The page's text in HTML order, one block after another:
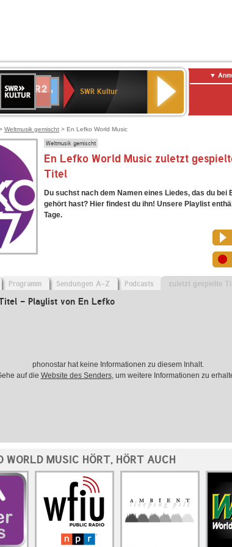
Deutschlandfunk
80er
SWR3
WDR
BR-
Deutschlandfunk
Kultur2
SWR Kultur
Weltmusik gemischt > En Lefko World Music
Weltmusik gemischt
En Lefko World Music zuletzt
Titel
Du suchst nach dem Namen eines Liedes, das du bei
gehört hast? Hier findest du ihn! Unsere Playlist
Tage.
Programm Sendungen A-Z Podcasts zuletzt gespielte
- Playlist von En Lefko
phonostar hat keine Informationen zu diesem Inhalt.
auf die Website des Senders, um weitere Informationen zu
WORLD MUSIC HÖRT, HÖRT AUCH